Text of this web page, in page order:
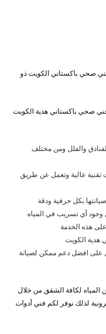
صحي باكستاني الكويت ذو
صحي باكستاني هدية الكويت
والفلل ومن مختلف
تقنية عالية وتعمل عن طريق
بكل حرفية ودقة
وجود أي تسريب في المياه
هذه الخدمة
الكويت
على افضل دعم ممكن لصيانة
المياه لكافة الشقق من خلال
لذلك نوفر لكم فني أدوات